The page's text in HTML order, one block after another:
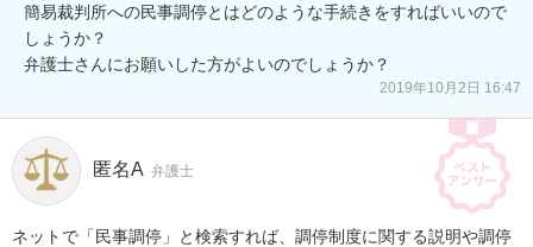
簡易裁判所への民事調停とはどのような手続きをすればいいので
しょうか？
弁護士さんにお願いした方がよいのでしょうか？
2019年10月2日 16:47
匿名A 弁護士
ネットで「民事調停」と検索すれば、調停制度に関する説明や調停